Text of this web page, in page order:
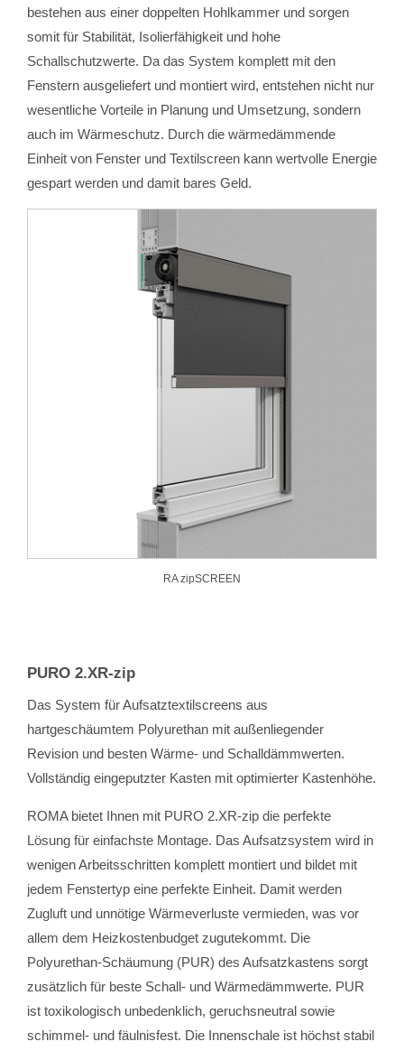
bestehen aus einer doppelten Hohlkammer und sorgen
somit für Stabilität, Isolierfähigkeit und hohe
Schallschutzwerte. Da das System komplett mit den
Fenstern ausgeliefert und montiert wird, entstehen nicht nur
wesentliche Vorteile in Planung und Umsetzung, sondern
auch im Wärmeschutz. Durch die wärmedämmende
Einheit von Fenster und Textilscreen kann wertvolle Energie
gespart werden und damit bares Geld.
RA zipSCREEN
PURO 2.XR-zip
Das System für Aufsatztextilscreens aus
hartgeschäumtem Polyurethan mit außenliegender
Revision und besten Wärme- und Schalldämmwerten.
Vollständig eingeputzter Kasten mit optimierter Kastenhöhe.
ROMA bietet Ihnen mit PURO 2.XR-zip die perfekte
Lösung für einfachste Montage. Das Aufsatzsystem wird in
wenigen Arbeitsschritten komplett montiert und bildet mit
jedem Fenstertyp eine perfekte Einheit. Damit werden
Zugluft und unnötige Wärmeverluste vermieden, was vor
allem dem Heizkostenbudget zugutekommt. Die
Polyurethan-Schäumung (PUR) des Aufsatzkastens sorgt
zusätzlich für beste Schall- und Wärmedämmwerte. PUR
ist toxikologisch unbedenklich, geruchsneutral sowie
schimmel- und fäulnisfest. Die Innenschale ist höchst stabil